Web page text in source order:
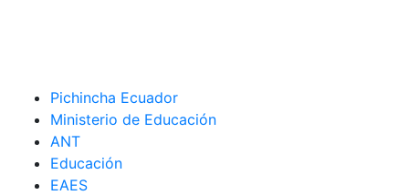
Pichincha Ecuador
Ministerio de Educación
ANT
Educación
EAES